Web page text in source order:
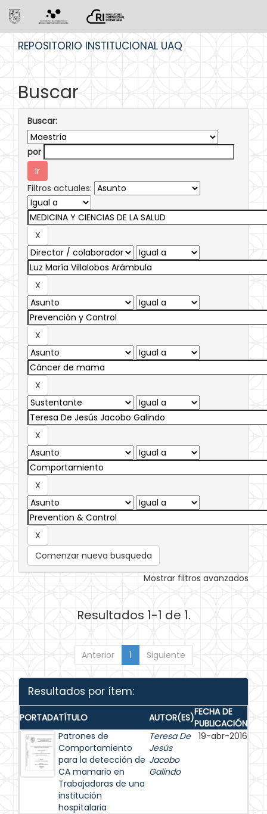
REPOSITORIO INSTITUCIONAL UAQ
Buscar
Buscar:
por
Filtros actuales:
Comenzar nueva busqueda
Mostrar filtros avanzados
Resultados 1-1 de 1.
Anterior 1 Siguiente
Resultados por ítem:
PORTADATÍTULO AUTOR(ES)FECHA DE
PUBLICACIÓN
Patrones de
Comportamiento
para la detección de
CA mamario en
Trabajadoras de una
institución
hospitalaria
Teresa De
Jesús
Jacobo
Galindo
19-abr-2016